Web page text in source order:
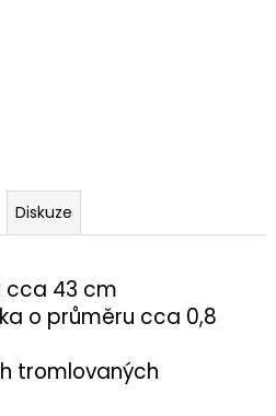
Diskuze
cca 43 cm
o průměru cca 0,8
tromlovaných